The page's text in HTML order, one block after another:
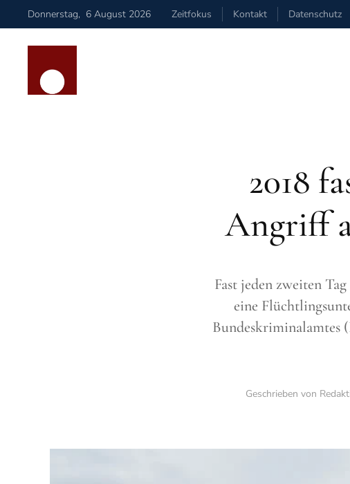
Donnerstag, 6 August 2026 Zeitfokus Kontakt Datenschutz
2018
Angriff
Fast jeden zweiten
eine
Bundeskriminalamtes
Geschrieben von